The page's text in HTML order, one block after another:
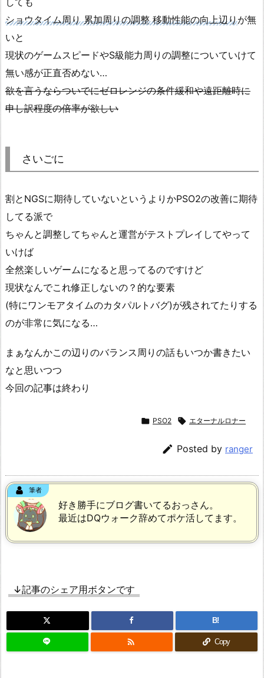
ショウタイム周り 累加周りの調整 移動性能の向上辺りが無
いと
現状のゲームスピードやS級能力周りの調整についていけて
無い感が正直否めない…
欲を言うならついでにゼロレンジの条件緩和や遠距離時に
申し訳程度の倍率が欲しい
さいごに
割とNGSに期待していないというよりかPSO2の改善に期待
してる派で
ちゃんと調整してちゃんと運営がテストプレイしてやって
いけば
全然楽しいゲームになると思ってるのですけど
現状なんでこれ修正しないの？的な要素
(特にワンモアタイムのカタパルトバグ)が残されてたりする
のが非常に気になる…
まぁなんかこの辺りのバランス周りの話もいつか書きたい
なと思いつつ
今回の記事は終わり
 PSO2  エターナルロナー
 Posted by ranger
筆者
好き勝手にブログ書いてるおっさん。
最近はDQウォーク辞めてポケ活してます。
↓記事のシェア用ボタンです
B!
 Copy